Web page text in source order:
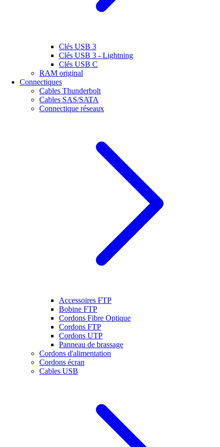
Clés USB 3
Clés USB 3 - Lightning
Clés USB C
RAM original
Connectiques
Cables Thunderbolt
Cables SAS/SATA
Connectique réseaux
Accessoires FTP
Bobine FTP
Cordons Fibre Optique
Cordons FTP
Cordons UTP
Panneau de brassage
Cordons d'alimentation
Cordons écran
Cables USB